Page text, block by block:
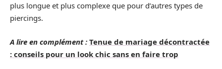
plus longue et plus complexe que pour d’autres types de
piercings.
A lire en complément : Tenue de mariage décontractée
: conseils pour un look chic sans en faire trop